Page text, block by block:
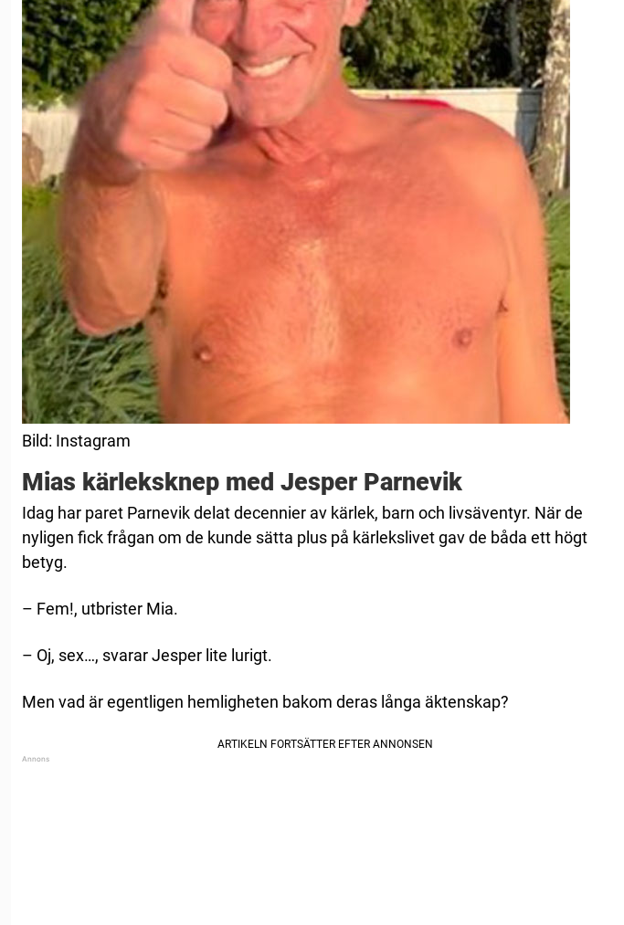
Bild: Instagram
Mias kärleksknep med Jesper Parnevik
Idag har paret Parnevik delat decennier av kärlek, barn och livsäventyr. När de
nyligen fick frågan om de kunde sätta plus på kärlekslivet gav de båda ett högt
betyg.
– Fem!, utbrister Mia.
– Oj, sex…, svarar Jesper lite lurigt.
Men vad är egentligen hemligheten bakom deras långa äktenskap?